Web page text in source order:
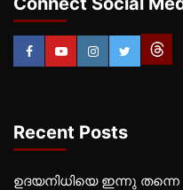
Recent Posts
ഉദയനിധിയെ ഇന്നു തന്നെ